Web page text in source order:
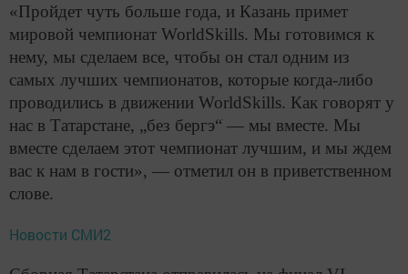
«Пройдет чуть больше года, и Казань примет
мировой чемпионат WorldSkills. Мы готовимся к
нему, мы сделаем все, чтобы он стал одним из
самых лучших чемпионатов, которые когда-либо
проводились в движении WorldSkills. Как говорят у
нас в Татарстане, „без бергэ“ — мы вместе. Мы
вместе сделаем этот чемпионат лучшим, и мы ждем
вас к нам в гости», — отметил он в приветственном
слове.
Новости СМИ2